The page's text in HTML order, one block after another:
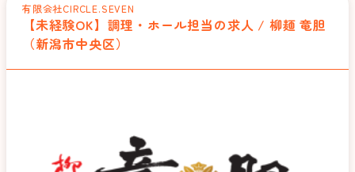
有限会社CIRCLE.SEVEN
【未経験OK】調理・ホール担当の求人 / 柳麺 竜胆
（新潟市中央区）